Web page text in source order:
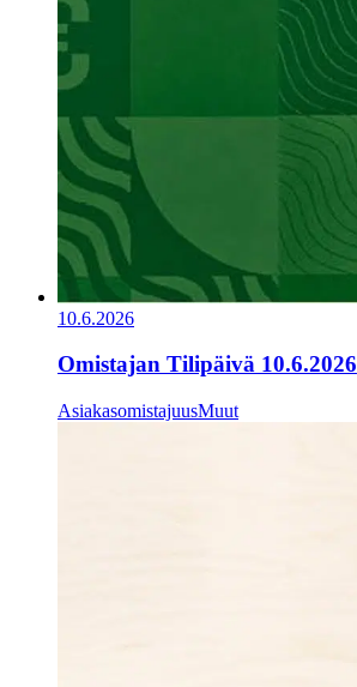
10.6.2026
Omistajan Tilipäivä 10.6.2026
AsiakasomistajuusMuut